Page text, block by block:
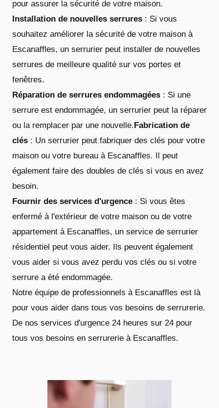
pour assurer la sécurité de votre maison.
Installation de nouvelles serrures : Si vous
souhaitez améliorer la sécurité de votre maison à
Escanaffles, un serrurier peut installer de nouvelles
serrures de meilleure qualité sur vos portes et
fenêtres.
Réparation de serrures endommagées : Si une
serrure est endommagée, un serrurier peut la réparer
ou la remplacer par une nouvelle.Fabrication de
clés : Un serrurier peut fabriquer des clés pour votre
maison ou votre bureau à Escanaffles. Il peut
également faire des doubles de clés si vous en avez
besoin.
Fournir des services d'urgence : Si vous êtes
enfermé à l'extérieur de votre maison ou de votre
appartement à Escanaffles, un service de serrurier
résidentiel peut vous aider. Ils peuvent également
vous aider si vous avez perdu vos clés ou si votre
serrure a été endommagée.
Notre équipe de professionnels à Escanaffles est là
pour vous aider dans tous vos besoins de serrurerie.
De nos services d'urgence 24 heures sur 24 pour
tous vos besoins en serrurerie à Escanaffles.